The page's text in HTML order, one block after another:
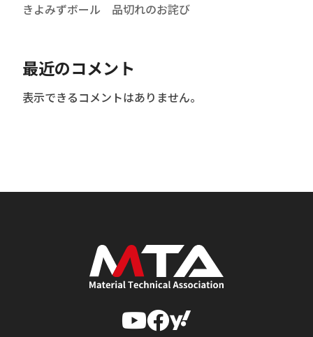
きよみずボール 品切れのお詫び
最近のコメント
表示できるコメントはありません。